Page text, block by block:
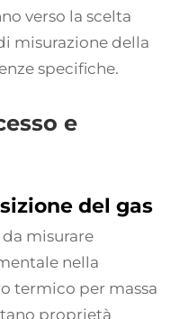
verso la scelta
misurazione della
specifiche.
e
del gas
misurare
nella
termico per massa
proprietà